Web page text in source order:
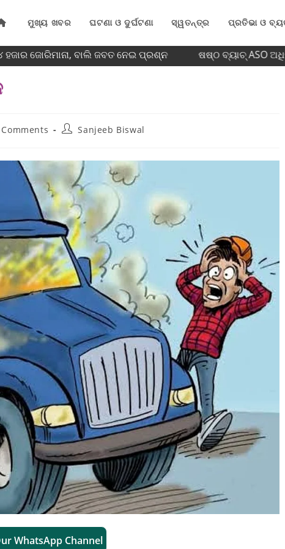
ମୁଖ୍ୟ ଖବର ଘଟଣା ଓ ଦୁର୍ଘଟଣା ସ୍ୱତନ୍ତ୍ର ପ୍ରତିଭା ଓ
ଜୋରିମାନା, ବାଲି ଜବତ ନେଇ ପ୍ରଶ୍ନ ଷଷ୍ଠ ବ୍ୟାଚ୍‌ ASO
Sanjeeb Biswal
WhatsApp Channel